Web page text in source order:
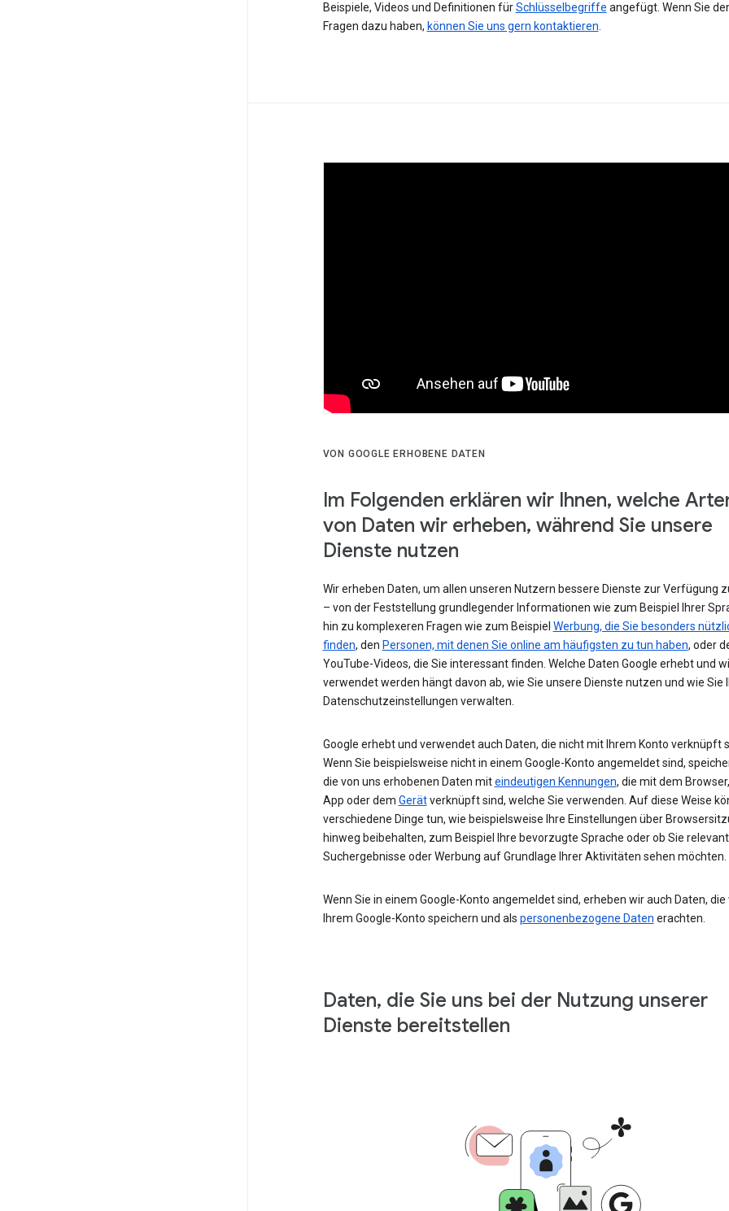
Beispiele, Videos und Definitionen fürSchlüsselbegriffe angefügt. Wenn Sie
Fragen dazu haben, können Sie uns gern kontaktieren.
VON GOOGLE ERHOBENE DATEN
Im Folgenden erklären wir Ihnen, welche
von Daten wir erheben, während Sie unsere
Dienste nutzen
Wir erheben Daten, um allen unseren Nutzern bessere Dienste zur Verfügung
– von der Feststellung grundlegender Informationen wie zum Beispiel Ihrer
hin zu komplexeren Fragen wie zum Beispiel Werbung, die Sie besonders
finden, den Personen, mit denen Sie online am häufigsten zu tun haben, oder
YouTube-Videos, die Sie interessant finden. Welche Daten Google erhebt und
verwendet werden hängt davon ab, wie Sie unsere Dienste nutzen und wie Sie
Datenschutzeinstellungen verwalten.
Google erhebt und verwendet auch Daten, die nicht mit Ihrem Konto verknüpft
Wenn Sie beispielsweise nicht in einem Google-Konto angemeldet sind,
die von uns erhobenen Daten miteindeutigen Kennungen, die mit dem
App oder dem Gerätverknüpft sind, welche Sie verwenden. Auf diese Weise
verschiedene Dinge tun, wie beispielsweise Ihre Einstellungen über
hinweg beibehalten, zum Beispiel Ihre bevorzugte Sprache oder ob Sie
Suchergebnisse oder Werbung auf Grundlage Ihrer Aktivitäten sehen möchten.
Wenn Sie in einem Google-Konto angemeldet sind, erheben wir auch Daten, die
Ihrem Google-Konto speichern und als personenbezogene Daten erachten.
Daten, die Sie uns bei der Nutzung unserer
Dienste bereitstellen